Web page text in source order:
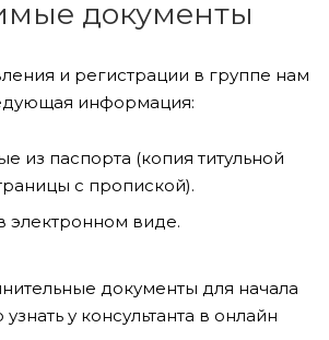
документы
и регистрации в группе нам
информация:
из паспорта (копия титульной
с пропиской).
электронном виде.
документы для начала
у консультанта в онлайн